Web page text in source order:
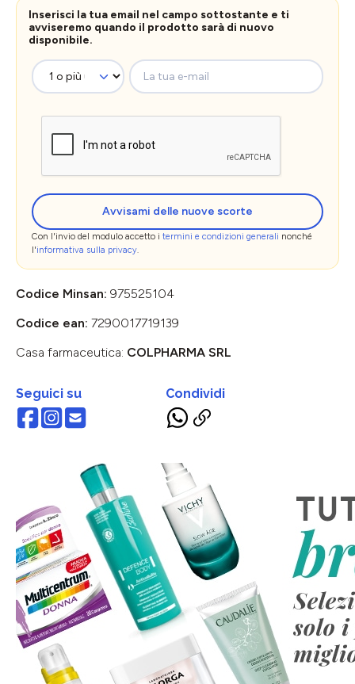
Inserisci la tua email nel campo sottostante e ti
avviseremo quando il prodotto sarà di nuovo
disponibile.
La tua e-mail
Avvisami delle nuove scorte
Con l'invio del modulo accetto i termini e condizioni generali nonché
l'informativa sulla privacy.
Codice Minsan: 975525104
Codice ean: 7290017719139
Casa farmaceutica: COLPHARMA SRL
Seguici su Condividi